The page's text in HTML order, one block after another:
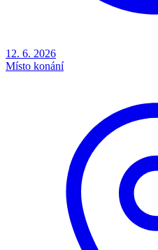
12. 6. 2026
Místo konání